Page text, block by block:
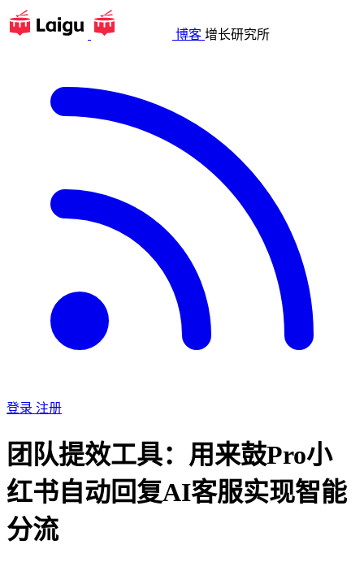
博客 增长研究所
登录 注册
团队提效工具：用来鼓Pro小
红书自动回复AI客服实现智能
分流